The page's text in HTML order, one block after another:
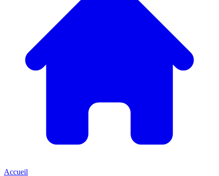
Accueil